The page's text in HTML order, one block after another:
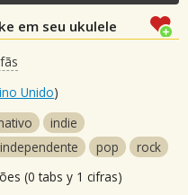
em seu ukulele
fãs
Unido)
indie
pop
rock
(0 tabs y 1 cifras)